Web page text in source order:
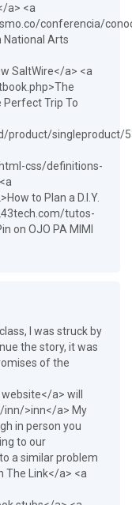
a> <a
conferencia/
National Arts
SaltWire</a> <a
Perfect Trip To
product/singleproduct/
css/definitions-
to Plan a D.I.Y.
tutos-
on OJO PA MIMI
I was struck by
the story, it was
of the
a> will
inn/>inn</a> My
in person you
to our
a similar problem
Link</a> <a